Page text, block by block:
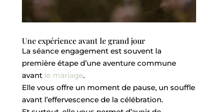
Une expérience avant le grand jour
La séance engagement est souvent la
première étape d’une aventure commune
avant le mariage.
Elle vous offre un moment de pause, un souffle
avant l’effervescence de la célébration.